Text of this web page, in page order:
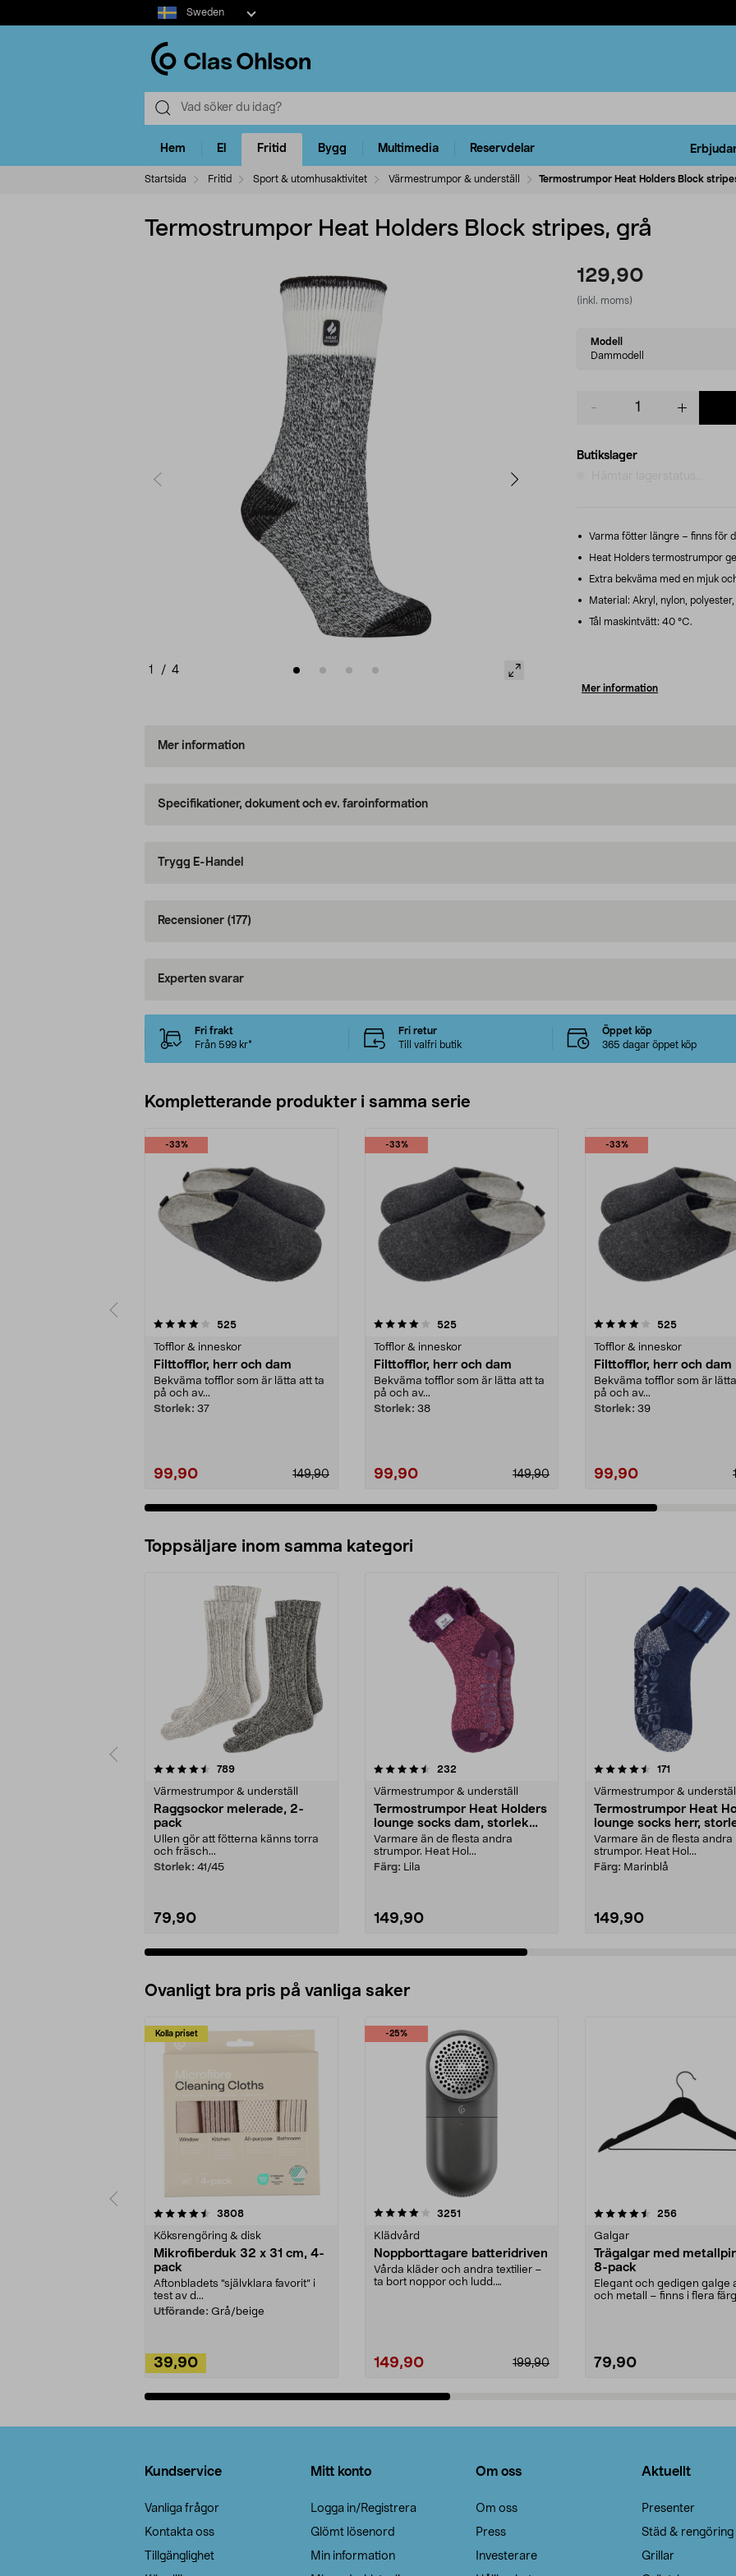
Select
market
Sweden
Hem El Fritid Bygg Multimedia Reservdelar
Startsida Fritid Sport & utomhusaktivitet Värmestrumpor & underställ Termostrumpor Heat Holders Block
Termostrumpor Heat Holders Block stripes, grå
1 / 4
129,90
(inkl. moms)
Select
variant
Modell
Dammodell
Butikslager
Varma fötter längre – finns för
Heat Holders termostrumpor
Extra bekväma med en mjuk
Material: Akryl, nylon,
Tål maskintvätt: 40 °C.
Mer information
Mer information
Specifikationer, dokument och ev. faroinformation
Trygg E-Handel
Recensioner (177)
Experten svarar
Fri frakt
Från 599 kr*
Fri retur
Till valfri butik
Öppet köp
365 dagar öppet köp
Kompletterande produkter i samma serie
-33%
525recensioner
Tofflor & inneskor
Filttofflor, herr och dam
Bekväma tofflor som är lätta att ta
på och av...
Storlek: 37
149,90
99,90
-33%
4.0av 5 stjärnor 525recensioner
Tofflor & inneskor
Filttofflor, herr och dam
Bekväma tofflor som är lätta att ta
på och av...
Storlek: 38
149,90
99,90
-33%
4.0av 5 stjärnor 525recensioner
Tofflor & inneskor
Filttofflor, herr och dam
Bekväma tofflor som är
på och av...
Storlek: 39
99,90
4.5av 5 stjärnor
Toppsäljare inom samma kategori
789recensioner
Värmestrumpor & underställ
Raggsockor melerade, 2-
pack
Ullen gör att fötterna känns torra
och fräsch...
Storlek: 41/45
79,90
4.5 av 5 stjärnor 232
Värmestrumpor & underställ
Termostrumpor Heat Holders
lounge socks dam, storlek
37–42
Varmare än de flesta andra
strumpor. Heat Hol...
Färg: Lila
149,90
4.5 av 5 stjärnor 171
Värmestrumpor & underställ
Termostrumpor Heat
lounge socks herr,
39-45
Varmare än de flesta andra
strumpor. Heat Hol...
Färg: Marinblå
149,90
4.5 av 5 stjärnor
Ovanligt bra pris på vanliga saker
Kolla priset
3808recensioner
Köksrengöring & disk
Mikrofiberduk 32 x 31 cm, 4-
pack
Aftonbladets "självklara favorit” i
test av d...
Utförande: Grå/beige
39,90
-25%
4.0av 5 stjärnor 3251
Klädvård
Noppborttagare batteridriven
Vårda kläder och andra textilier –
ta bort noppor och ludd.
199,90
149,90
4.5av 5 stjärnor 256recensioner
Galgar
Trägalgar med
8-pack
Elegant och gedigen galge
och metall – finns i flera
79,90
4.0av 5 stjärnor
Kundservice
Vanliga frågor
Kontakta oss
Tillgänglighet
Mitt konto
Logga in/Registrera
Glömt lösenord
Min information
Om oss
Om oss
Press
Investerare
Aktuellt
Presenter
Städ & rengöring
Grillar